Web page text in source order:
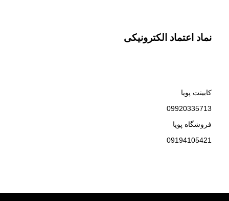
نماد اعتماد الکترونیکی
کابینت پویا
09920335713
فروشگاه پویا
09194105421